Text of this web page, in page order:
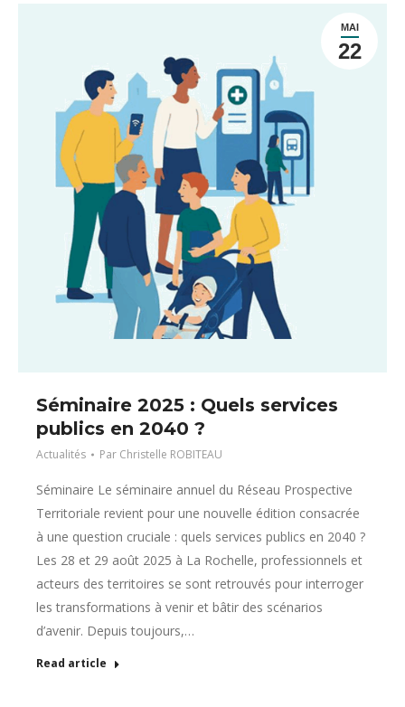
MAI
22
Séminaire 2025 : Quels services
publics en 2040 ?
Actualités Par Christelle ROBITEAU
Séminaire Le séminaire annuel du Réseau Prospective
Territoriale revient pour une nouvelle édition consacrée
à une question cruciale : quels services publics en 2040 ?
Les 28 et 29 août 2025 à La Rochelle, professionnels et
acteurs des territoires se sont retrouvés pour interroger
les transformations à venir et bâtir des scénarios
d’avenir. Depuis toujours,…
Read article